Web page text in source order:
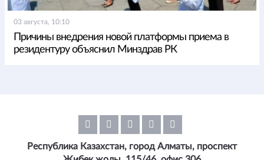
03 августа, 10:10
Причины внедрения новой платформы приема в
резидентуру объяснил Минздрав РК
Республика Казахстан, город Алматы, проспект